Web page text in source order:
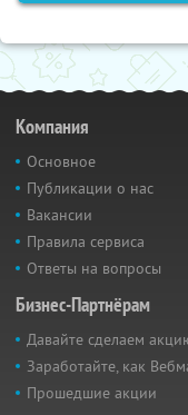
Компания
Основное
Публикации о нас
Вакансии
Правила сервиса
Ответы на вопросы
Бизнес-Партнёрам
Давайте сделаем
Заработайте, как
Прошедшие акции